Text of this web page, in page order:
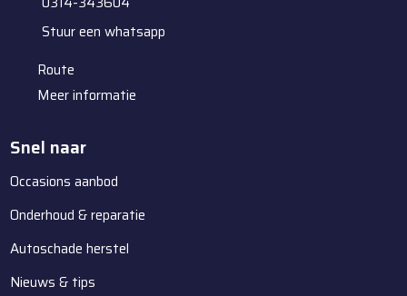
Stuur een whatsapp
Route
Meer informatie
Snel naar
Occasions aanbod
Onderhoud & reparatie
Autoschade herstel
Nieuws & tips